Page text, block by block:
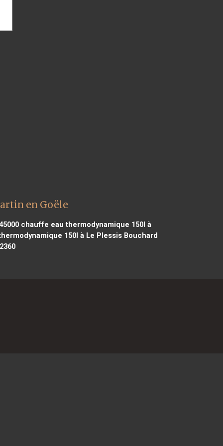
en Goële
chauffe eau thermodynamique 150l à
150l à Le Plessis Bouchard